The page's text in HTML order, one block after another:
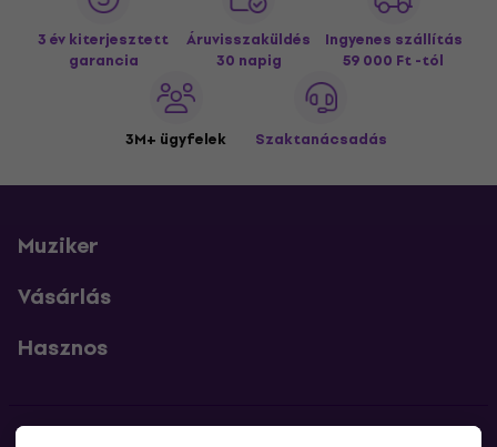
3 év kiterjesztett
garancia
Áruvisszaküldés
30 napig
Ingyenes szállítás
59 000 Ft -tól
3M+ ügyfelek Szaktanácsadás
Muziker
Vásárlás
Hasznos